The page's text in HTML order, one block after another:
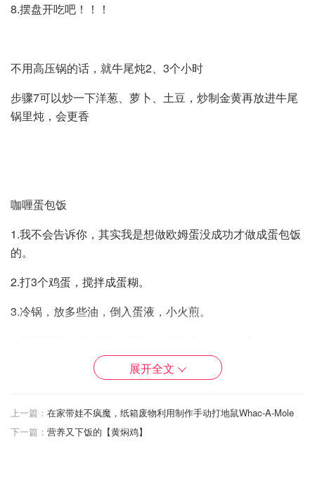
8.摆盘开吃吧！！！
不用高压锅的话，就牛尾炖2、3个小时
步骤7可以炒一下洋葱、萝卜、土豆，炒制金黄再放进牛尾
锅里炖，会更香
咖喱蛋包饭
1.我不会告诉你，其实我是想做欧姆蛋没成功才做成蛋包饭
的。
2.打3个鸡蛋，搅拌成蛋糊。
3.冷锅，放多些油，倒入蛋液，小火煎。
一半像盖被子一样盖起来，再倒入咖喱就大功告成喇！！！
要吃的时候，煮滚就好了～不过要记得加热时小心搅拌，不
要糊了～嘿嘿嘿
展开全文
上一篇： 在家带娃不疯魔，纸箱废物利用制作手动打地鼠Whac-A-Mole
下一篇： 营养又下饭的【黄焖鸡】